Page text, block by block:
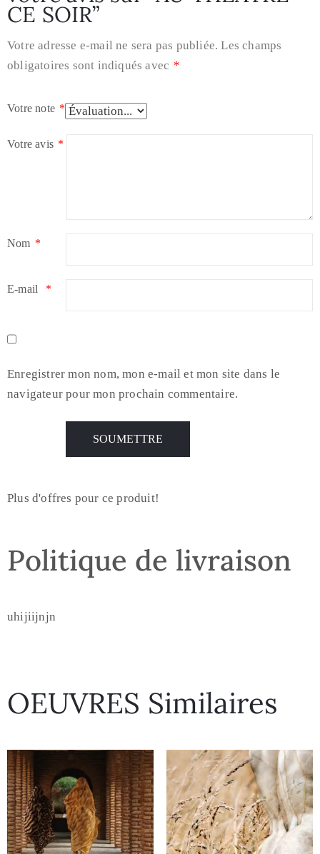
CE SOIR”
Votre adresse e-mail ne sera pas publiée. Les champs
obligatoires sont indiqués avec *
Votre note *
Votre avis *
Nom *
E-mail *
Enregistrer mon nom, mon e-mail et mon site dans le
navigateur pour mon prochain commentaire.
Plus d'offres pour ce produit!
Politique de livraison
uhijiijnjn
OEUVRES Similaires